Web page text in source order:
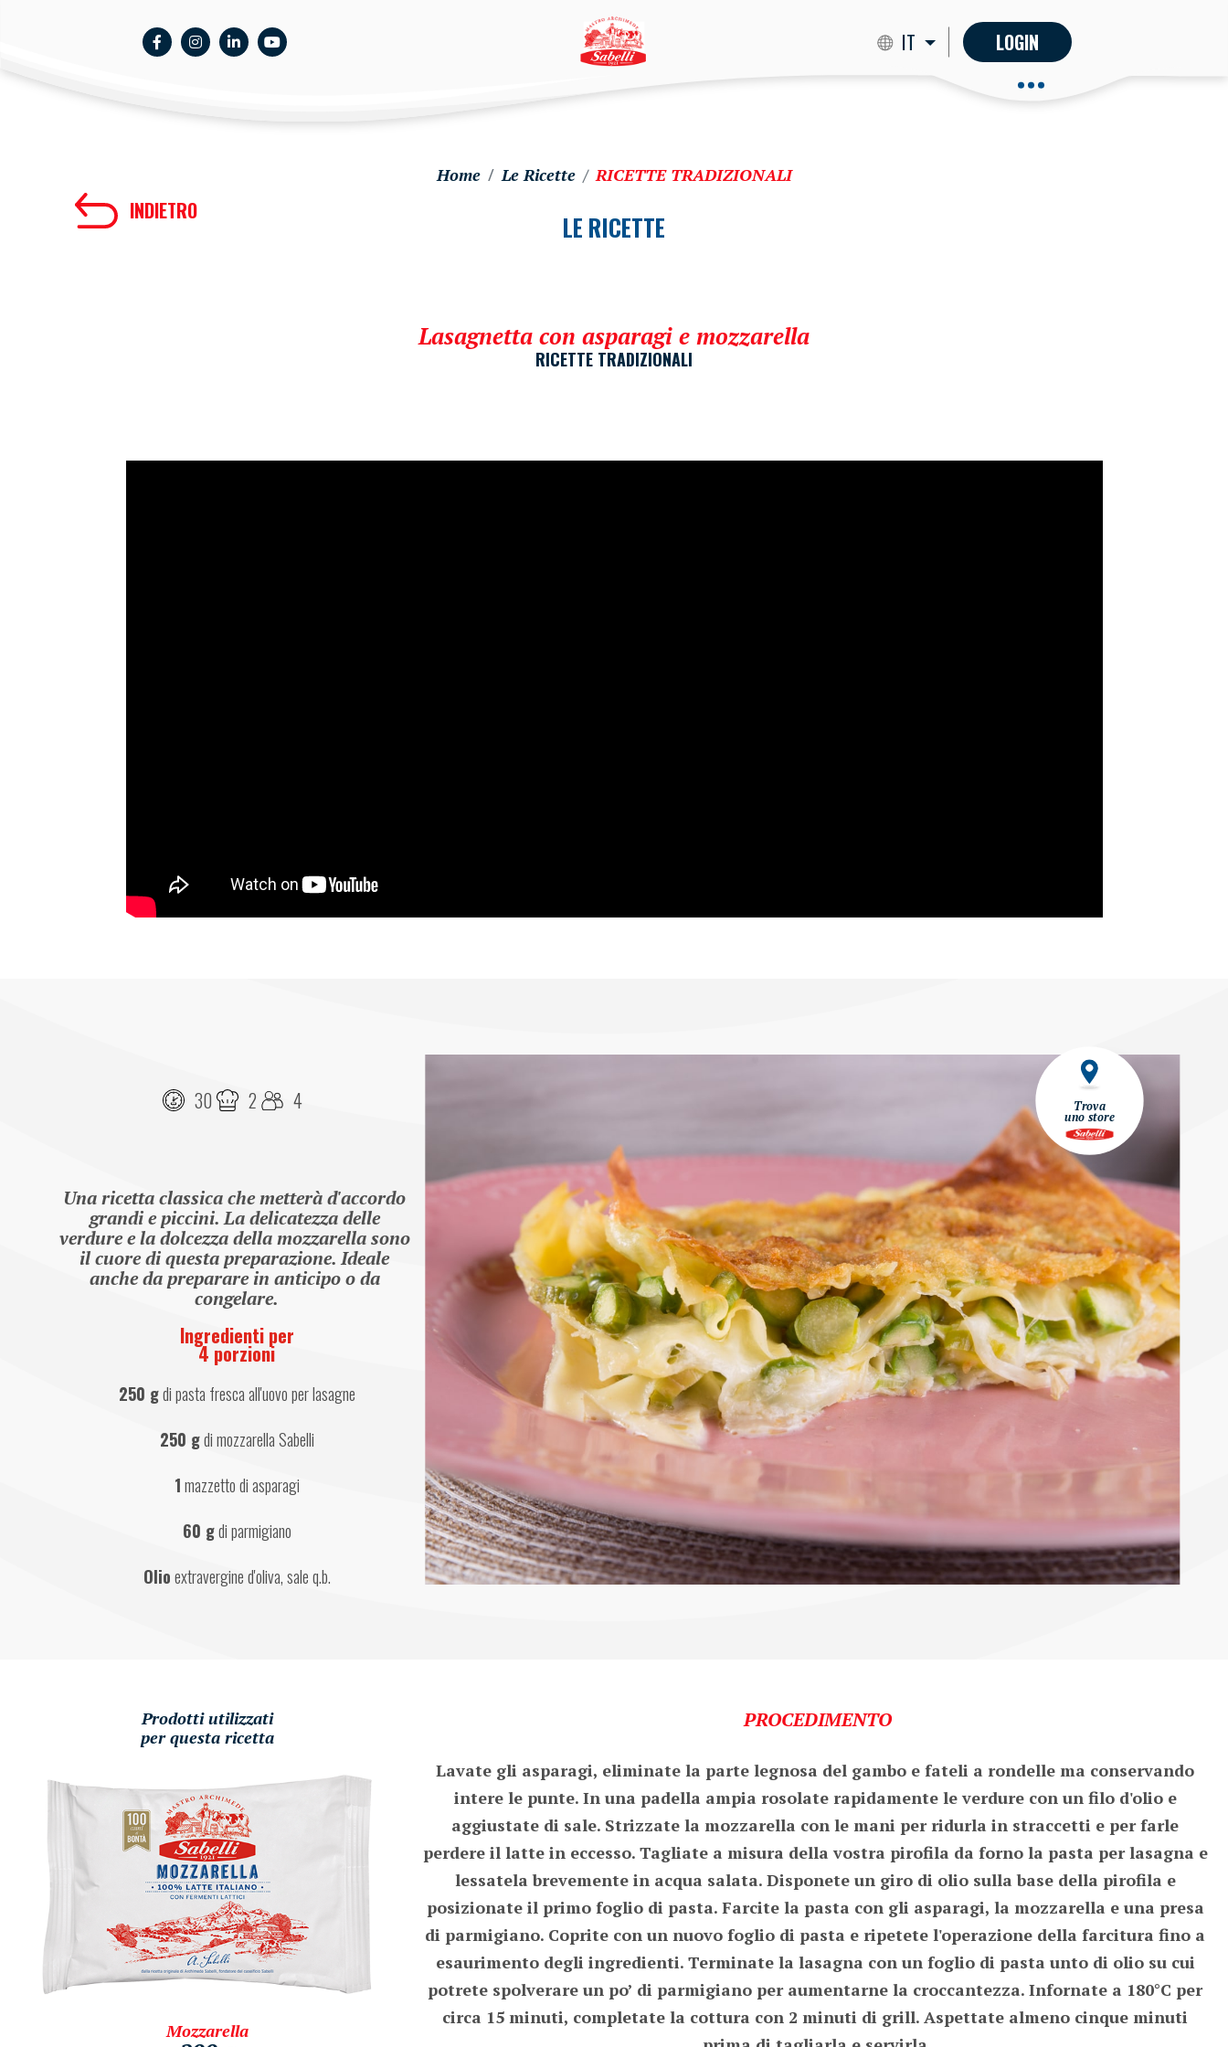
IT LOGIN
Trova
uno store
Home Le Ricette RICETTE TRADIZIONALI
INDIETRO LE RICETTE
Lasagnetta con asparagi e mozzarella
RICETTE TRADIZIONALI
30 2 4
Una ricetta classica che metterà d'accordo
grandi e piccini. La delicatezza delle
verdure e la dolcezza della mozzarella sono
il cuore di questa preparazione. Ideale
anche da preparare in anticipo o da
congelare.
Ingredienti per
4 porzioni
250 g di pasta fresca all'uovo per lasagne
250 g di mozzarella Sabelli
1 mazzetto di asparagi
60 g di parmigiano
Olio extravergine d'oliva, sale q.b.
Prodotti utilizzati
per questa ricetta
Mozzarella
PROCEDIMENTO
Lavate gli asparagi, eliminate la parte legnosa del gambo e fateli a rondelle ma conservando
intere le punte. In una padella ampia rosolate rapidamente le verdure con un filo d'olio e
aggiustate di sale. Strizzate la mozzarella con le mani per ridurla in straccetti e per farle
perdere il latte in eccesso. Tagliate a misura della vostra pirofila da forno la pasta per lasagna e
lessatela brevemente in acqua salata. Disponete un giro di olio sulla base della pirofila e
posizionate il primo foglio di pasta. Farcite la pasta con gli asparagi, la mozzarella e una presa
di parmigiano. Coprite con un nuovo foglio di pasta e ripetete l'operazione della farcitura fino a
esaurimento degli ingredienti. Terminate la lasagna con un foglio di pasta unto di olio su cui
potrete spolverare un po’ di parmigiano per aumentarne la croccantezza. Infornate a 180°C per
circa 15 minuti, completate la cottura con 2 minuti di grill. Aspettate almeno cinque minuti